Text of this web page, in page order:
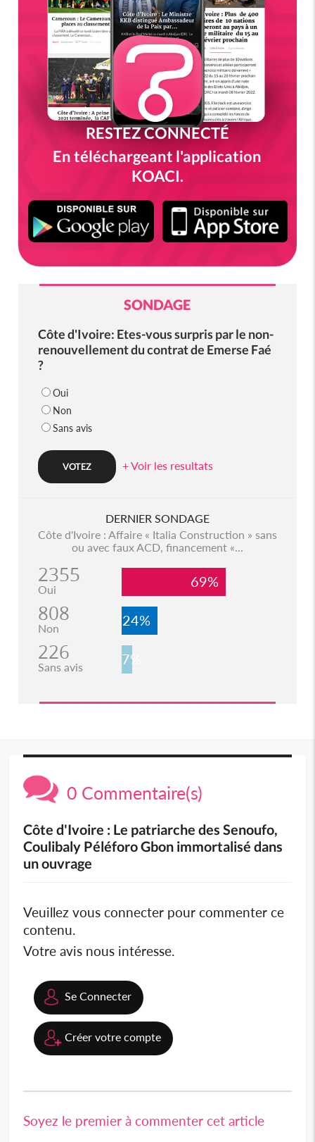
RESTEZ CONNECTÉ
En téléchargeant l'application
KOACI.
SONDAGE
Côte d'Ivoire: Etes-vous surpris par le non-
renouvellement du contrat de Emerse Faé
?
Oui
Non
Sans avis
+ Voir les resultats
DERNIER SONDAGE
Côte d'Ivoire : Affaire « Italia Construction » sans
ou avec faux ACD, financement «...
2355
Oui 69%
808
Non 24%
226
Sans avis 7%
0 Commentaire(s)
Côte d'Ivoire : Le patriarche des Senoufo,
Coulibaly Péléforo Gbon immortalisé dans
un ouvrage
Veuillez vous connecter pour commenter ce
contenu.
Votre avis nous intéresse.
Se Connecter
Créer votre compte
Soyez le premier à commenter cet article